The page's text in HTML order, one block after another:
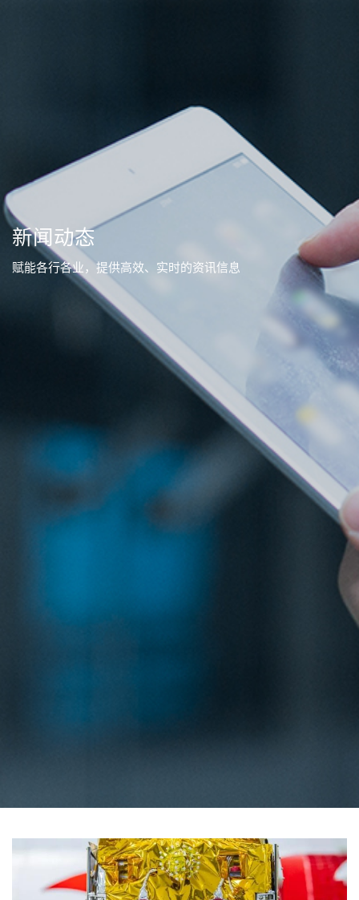
新闻动态
赋能各行各业，提供高效、实时的资讯信息